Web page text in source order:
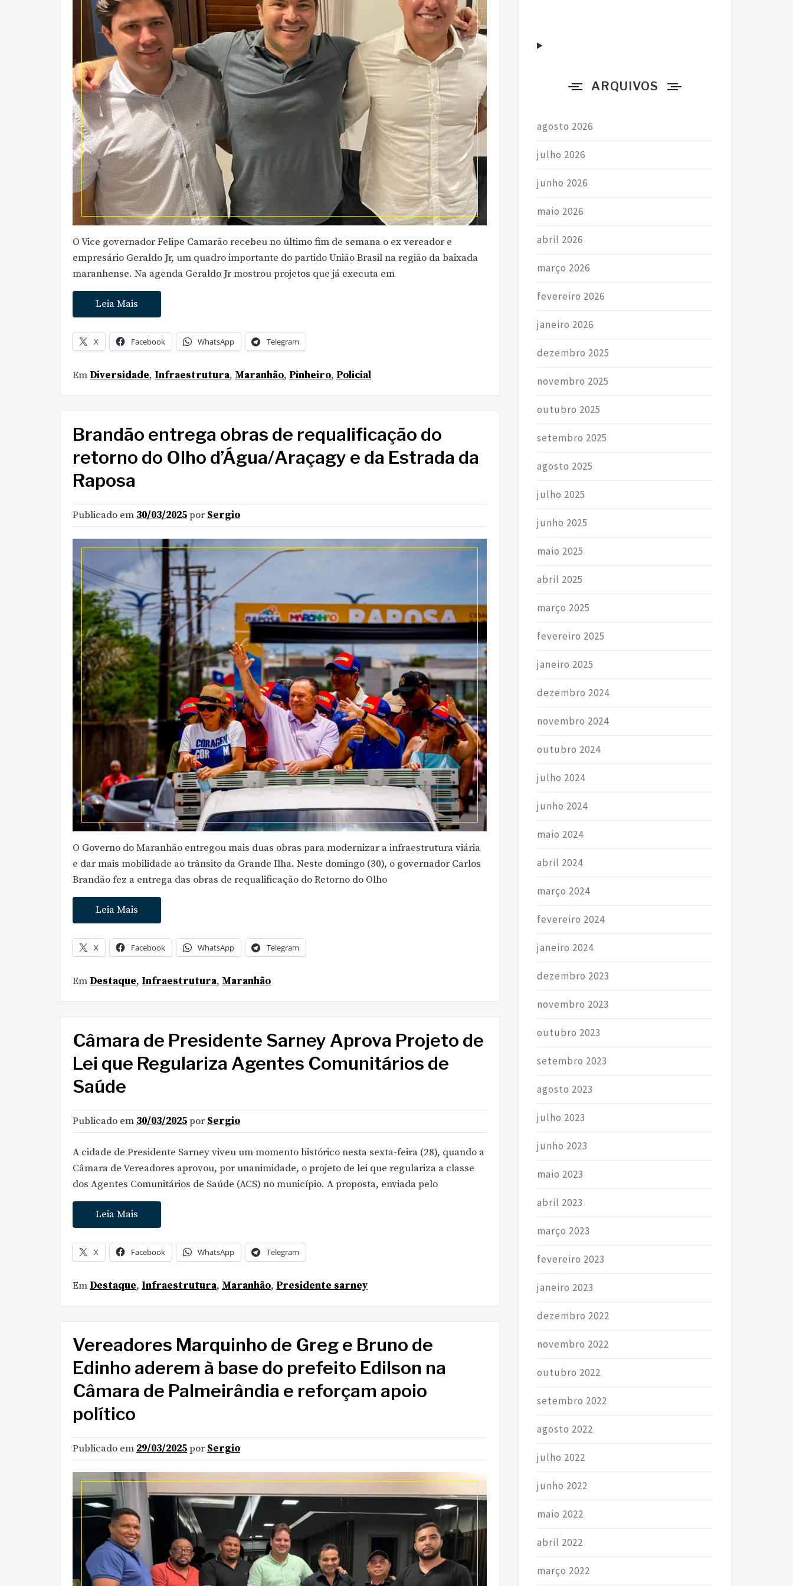
O Vice governador Felipe Camarão recebeu no último fim de semana o ex vereador e
empresário Geraldo Jr, um quadro importante do partido União Brasil na região da baixada
maranhense. Na agenda Geraldo Jr mostrou projetos que já executa em
Leia Mais
X Facebook WhatsApp Telegram
EmDiversidade, Infraestrutura, Maranhão, Pinheiro, Policial
Brandão entrega obras de requalificação do
retorno do Olho d’Água/Araçagy e da Estrada da
Raposa
Publicado em 30/03/2025por Sergio
O Governo do Maranhão entregou mais duas obras para modernizar a infraestrutura viária
e dar mais mobilidade ao trânsito da Grande Ilha. Neste domingo (30), o governador Carlos
Brandão fez a entrega das obras de requalificação do Retorno do Olho
Leia Mais
X Facebook WhatsApp Telegram
EmDestaque, Infraestrutura, Maranhão
Câmara de Presidente Sarney Aprova Projeto de
Lei que Regulariza Agentes Comunitários de
Saúde
Publicado em 30/03/2025por Sergio
A cidade de Presidente Sarney viveu um momento histórico nesta sexta-feira (28), quando a
Câmara de Vereadores aprovou, por unanimidade, o projeto de lei que regulariza a classe
dos Agentes Comunitários de Saúde (ACS) no município. A proposta, enviada pelo
Leia Mais
X Facebook WhatsApp Telegram
EmDestaque, Infraestrutura, Maranhão, Presidente sarney
Vereadores Marquinho de Greg e Bruno de
Edinho aderem à base do prefeito Edilson na
Câmara de Palmeirândia e reforçam apoio
político
Publicado em 29/03/2025por Sergio
ARQUIVOS
agosto 2026
julho 2026
junho 2026
maio 2026
abril 2026
março 2026
fevereiro 2026
janeiro 2026
dezembro 2025
novembro 2025
outubro 2025
setembro 2025
agosto 2025
julho 2025
junho 2025
maio 2025
abril 2025
março 2025
fevereiro 2025
janeiro 2025
dezembro 2024
novembro 2024
outubro 2024
julho 2024
junho 2024
maio 2024
abril 2024
março 2024
fevereiro 2024
janeiro 2024
dezembro 2023
novembro 2023
outubro 2023
setembro 2023
agosto 2023
julho 2023
junho 2023
maio 2023
abril 2023
março 2023
fevereiro 2023
janeiro 2023
dezembro 2022
novembro 2022
outubro 2022
setembro 2022
agosto 2022
julho 2022
junho 2022
maio 2022
abril 2022
março 2022